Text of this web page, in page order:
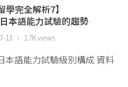
學完全解析7】
本語能力試驗的趨勢
13 1.7K views
本語能力試驗級別構成 資料